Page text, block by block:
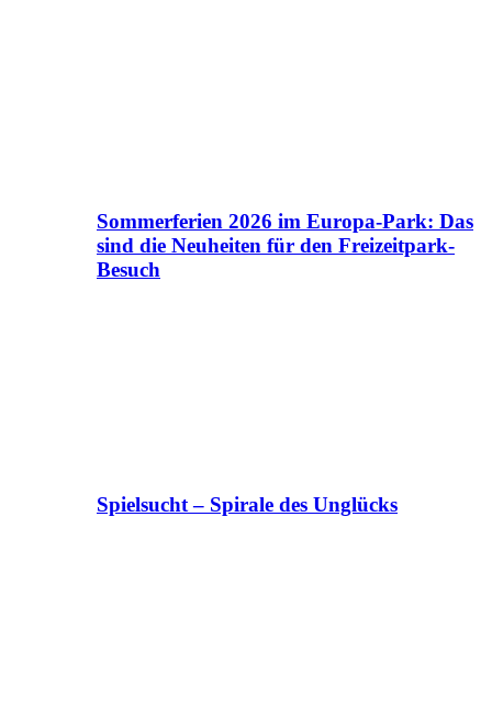
Sommerferien 2026 im Europa-Park: Das
sind die Neuheiten für den Freizeitpark-
Besuch
Spielsucht – Spirale des Unglücks